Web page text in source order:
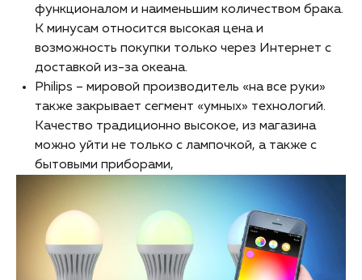
функционалом и наименьшим количеством брака.
К минусам относится высокая цена и
возможность покупки только через Интернет с
доставкой из-за океана.
Philips – мировой производитель «на все руки»
также закрывает сегмент «умных» технологий.
Качество традиционно высокое, из магазина
можно уйти не только с лампочкой, а также с
бытовыми приборами,